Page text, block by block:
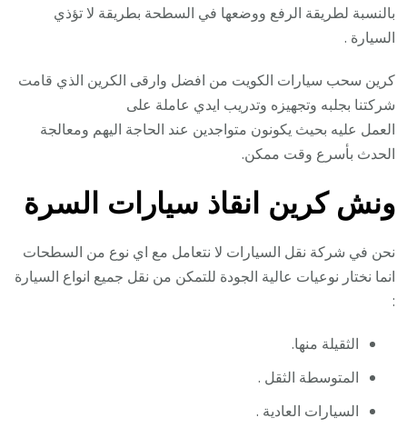
بالنسبة لطريقة الرفع ووضعها في السطحة بطريقة لا تؤذي
السيارة .
كرين سحب سيارات الكويت من افضل وارقى الكرين الذي قامت
شركتنا بجلبه وتجهيزه وتدريب ايدي عاملة على
العمل عليه بحيث يكونون متواجدين عند الحاجة اليهم ومعالجة
الحدث بأسرع وقت ممكن.
ونش كرين انقاذ سيارات السرة
نحن في شركة نقل السيارات لا نتعامل مع اي نوع من السطحات
انما نختار نوعيات عالية الجودة للتمكن من نقل جميع انواع السيارة
:
الثقيلة منها.
المتوسطة الثقل .
السيارات العادية .